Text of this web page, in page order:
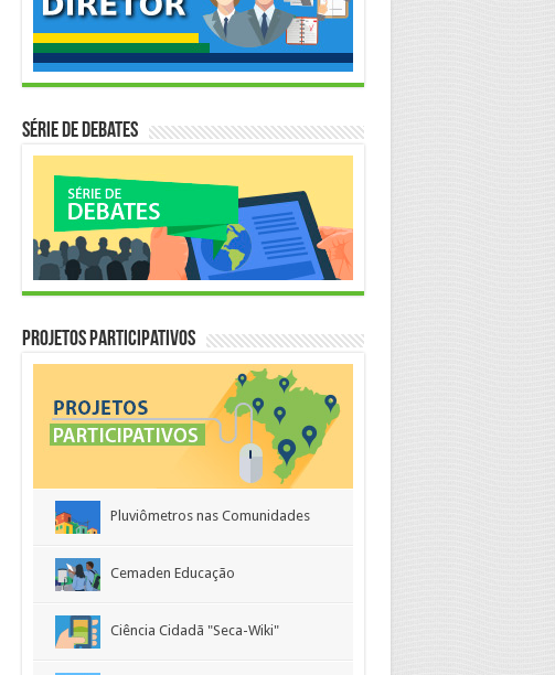
Série de Debates
Projetos Participativos
Pluviômetros nas Comunidades
Cemaden Educação
Ciência Cidadã "Seca-Wiki"